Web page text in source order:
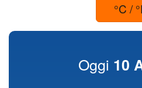
°C /
Oggi 10